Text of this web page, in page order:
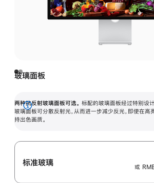
玻璃面板
两种抗反射玻璃面板可选。 标配的玻璃面板经过特别设
玻璃面板可分散反射光，从而进一步减少反光，即使在高
持出色画质。
展
开
标准玻璃
或